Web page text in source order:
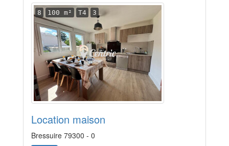
8 100 m² T4 3
Location maison
Bressuire 79300 - 0